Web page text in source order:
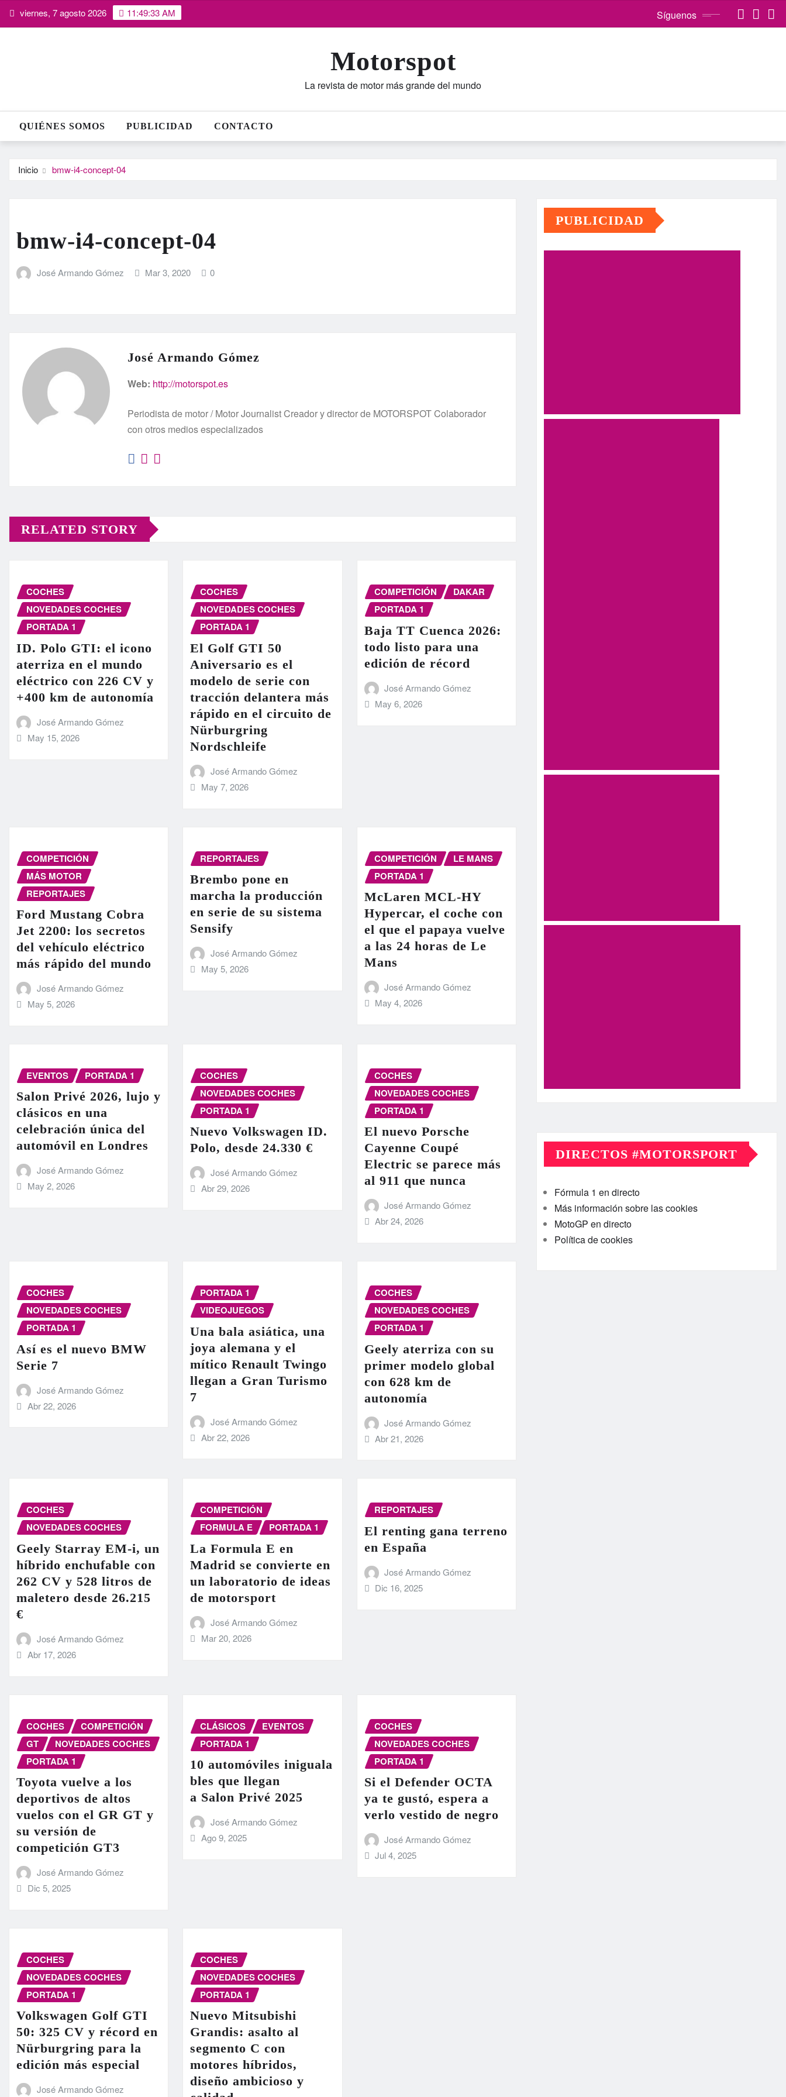
Saltar viernes, 7 agosto 2026 11:49:34 AM Síguenos
Motorspot
La revista de motor más grande del mundo
QUIÉNES SOMOS PUBLICIDAD CONTACTO
Inicio bmw-i4-concept-04
bmw-i4-concept-04
José Armando Gómez Mar 3, 2020 0
José Armando Gómez
Web: http://motorspot.es
Periodista de motor / Motor Journalist Creador y director de MOTORSPOT Colaborador
con otros medios especializados
RELATED STORY
COCHES
NOVEDADES COCHES
PORTADA 1
ID. Polo GTI: el icono
aterriza en el mundo
eléctrico con 226 CV y
+400 km de autonomía
José Armando Gómez
May 15, 2026
COCHES
NOVEDADES COCHES
PORTADA 1
El Golf GTI 50
Aniversario es el
modelo de serie con
tracción delantera más
rápido en el circuito de
Nürburgring
Nordschleife
José Armando Gómez
May 7, 2026
COMPETICIÓN
DAKAR
PORTADA 1
Baja TT Cuenca 2026:
todo listo para una
edición de récord
José Armando Gómez
May 6, 2026
COMPETICIÓN
MÁS MOTOR
REPORTAJES
Ford Mustang Cobra
Jet 2200: los secretos
del vehículo eléctrico
más rápido del mundo
José Armando Gómez
May 5, 2026
REPORTAJES
Brembo pone en
marcha la producción
en serie de su sistema
Sensify
José Armando Gómez
May 5, 2026
COMPETICIÓN
LE MANS
PORTADA 1
McLaren MCL-HY
Hypercar, el coche con
el que el papaya vuelve
a las 24 horas de Le
Mans
José Armando Gómez
May 4, 2026
EVENTOS PORTADA 1
Salon Privé 2026, lujo y
clásicos en una
celebración única del
automóvil en Londres
José Armando Gómez
May 2, 2026
COCHES
NOVEDADES COCHES
PORTADA 1
Nuevo Volkswagen ID.
Polo, desde 24.330 €
José Armando Gómez
Abr 29, 2026
COCHES
NOVEDADES COCHES
PORTADA 1
El nuevo Porsche
Cayenne Coupé
Electric se parece más
al 911 que nunca
José Armando Gómez
Abr 24, 2026
COCHES
NOVEDADES COCHES
PORTADA 1
Así es el nuevo BMW
Serie 7
José Armando Gómez
Abr 22, 2026
PORTADA 1
VIDEOJUEGOS
Una bala asiática, una
joya alemana y el
mítico Renault Twingo
llegan a Gran Turismo
7
José Armando Gómez
Abr 22, 2026
COCHES
NOVEDADES COCHES
PORTADA 1
Geely aterriza con su
primer modelo global
con 628 km de
autonomía
José Armando Gómez
Abr 21, 2026
COCHES
NOVEDADES COCHES
Geely Starray EM-i, un
híbrido enchufable con
262 CV y 528 litros de
maletero desde 26.215
€
José Armando Gómez
Abr 17, 2026
COMPETICIÓN
FORMULA E
PORTADA 1
La Formula E en
Madrid se convierte en
un laboratorio de ideas
de motorsport
José Armando Gómez
Mar 20, 2026
REPORTAJES
El renting gana terreno
en España
José Armando Gómez
Dic 16, 2025
COCHES
COMPETICIÓN
GT
NOVEDADES COCHES
PORTADA 1
Toyota vuelve a los
deportivos de altos
vuelos con el GR GT y
su versión de
competición GT3
José Armando Gómez
Dic 5, 2025
CLÁSICOS
EVENTOS
PORTADA 1
10 automóviles iniguala
bles que llegan
a Salon Privé 2025
José Armando Gómez
Ago 9, 2025
COCHES
NOVEDADES COCHES
PORTADA 1
Si el Defender OCTA
ya te gustó, espera a
verlo vestido de negro
José Armando Gómez
Jul 4, 2025
COCHES
NOVEDADES COCHES
PORTADA 1
Volkswagen Golf GTI
50: 325 CV y récord en
Nürburgring para la
edición más especial
José Armando Gómez
COCHES
NOVEDADES COCHES
PORTADA 1
Nuevo Mitsubishi
Grandis: asalto al
segmento C con
motores híbridos,
diseño ambicioso y
PUBLICIDAD
DIRECTOS #MOTORSPORT
Fórmula 1 en directo
Más información sobre las cookies
MotoGP en directo
Política de cookies